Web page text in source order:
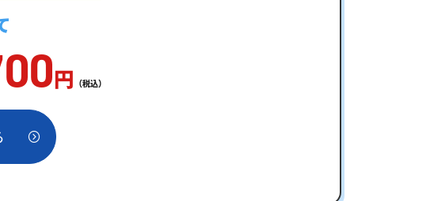
円 （税込）